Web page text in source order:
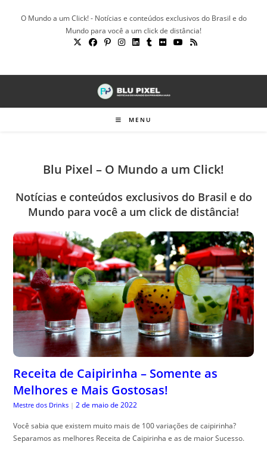
O Mundo a um Click! - Notícias e conteúdos exclusivos do Brasil e do
Mundo para você a um click de distância!
MENU
Blu Pixel – O Mundo a um Click!
Notícias e conteúdos exclusivos do Brasil e do
Mundo para você a um click de distância!
Receita de Caipirinha – Somente as
Melhores e Mais Gostosas!
Mestre dos Drinks | 2 de maio de 2022
Você sabia que existem muito mais de 100 variações de caipirinha?
Separamos as melhores Receita de Caipirinha e as de maior Sucesso.